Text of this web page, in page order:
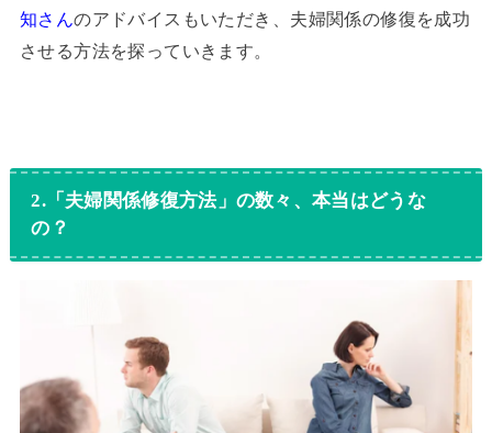
知さんのアドバイスもいただき、夫婦関係の修復を成功
させる方法を探っていきます。
2.「夫婦関係修復方法」の数々、本当はどうな
の？